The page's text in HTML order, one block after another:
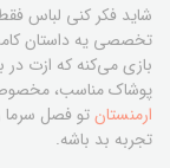
شاید فکر کنی لباس
تخصصی یه داستان
بازی می‌کنه که ازت در
پوشاک مناسب،
ارمنستانتو فصل سرما
تجربه بد باشه.